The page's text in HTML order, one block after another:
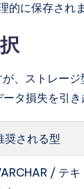
的に保存され
、ストレー
タ損失を引き
奨される型
/ テキ